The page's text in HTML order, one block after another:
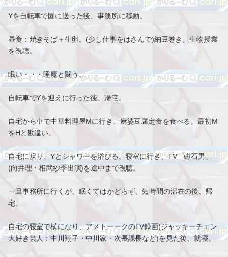
Yを自転車で園に送った後、事務所に移動。
昼食：焼きそば＋生卵。(少し仕事をはさんで)納豆巻き。生物授業
を視聴。
眠い・・・睡魔と闘う。
自転車でYを迎えに行った後、帰宅。
自宅から車で中華料理屋Mに行き、麻婆豆腐定食を食べる。最初M
をHと勘違い。
自宅に戻り、Yとシャワーを浴びる。寝室に行き、TV「磁石男」
(向井理・相武紗季出演)を途中まで視聴。
一旦事務所に行くが、眠くてはかどらず、短時間の滞在の後、帰
宅。
自宅の寝室で横になり、アメトーークのTV録画(ジャッキーチェン
大好き芸人：中川翔子・中川家・次長課長など)を見た後、就寝。